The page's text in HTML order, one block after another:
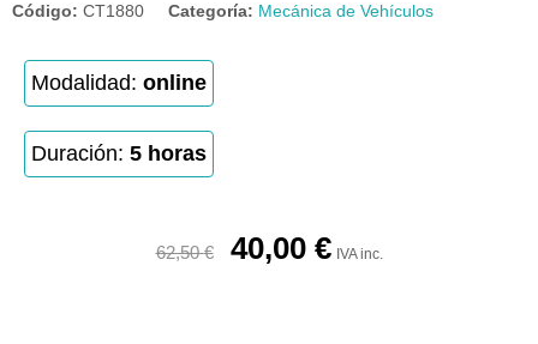
Código: CT1880 Categoría: Mecánica de Vehículos
Modalidad: online
Duración: 5 horas
62,50€ 40,00 € IVA inc.